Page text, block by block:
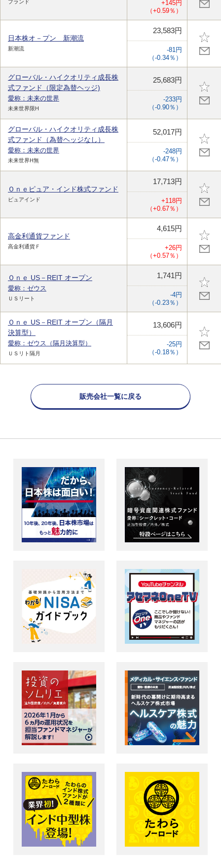
ブランド
+145円
（+0.59％）
日本株オ－プン 新潮流
新潮流
23,583円
-81円
（-0.34％）
グローバル・ハイクオリティ成長株
式ファンド（限定為替ヘッジ)
愛称：未来の世界
未来世界限H
25,683円
-233円
（-0.90％）
グローバル・ハイクオリティ成長株
式ファンド（為替ヘッジなし）
愛称：未来の世界
未来世界H無
52,017円
-248円
（-0.47％）
Ｏｎｅピュア・インド株式ファンド
ピュアインド
17,713円
+118円
（+0.67％）
高金利通貨ファンド
高金利通貨Ｆ
4,615円
+26円
（+0.57％）
Ｏｎｅ US－REIT オープン
愛称：ゼウス
ＵＳリート
1,741円
-4円
（-0.23％）
Ｏｎｅ US－REIT オープン（隔月
決算型）
愛称：ゼウス（隔月決算型）
ＵＳリト隔月
13,606円
-25円
（-0.18％）
販売会社一覧に戻る